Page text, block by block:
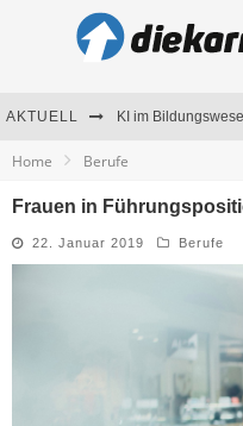
AKTUELL
Home Berufe
Frauen in
22. Januar 2019 Berufe